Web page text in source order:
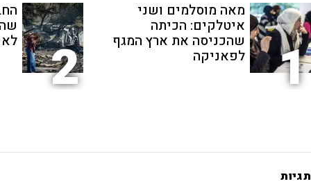
1
מאה מוסלמים ושני
איטלקים: הכיתה
שהכניסה את ארץ המגף
לפאניקה 2
תגיות